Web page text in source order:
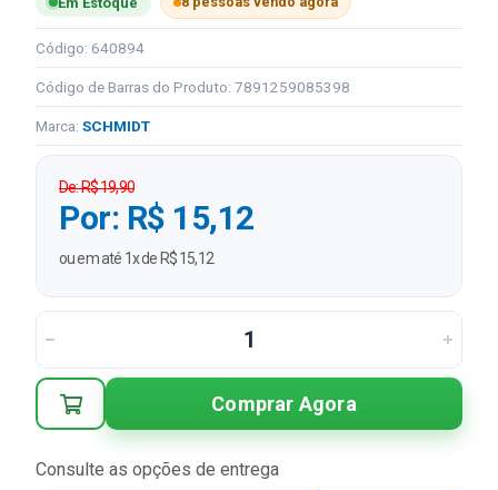
Código: 640894
Código de Barras do Produto: 7891259085398
Marca: SCHMIDT
De: R$ 19,90
Por: R$ 15,12
ou em até 1x de R$ 15,12
Comprar Agora
Consulte as opções de entrega